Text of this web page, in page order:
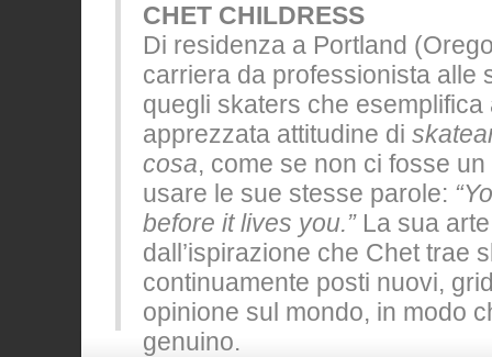
CHET CHILDRESS
Di residenza a Portland
carriera da professionista alle
quegli skaters che esemplifica
apprezzata attitudine di
cosa, come se non ci fosse
usare le sue stesse parole:
before it lives you.” La sua
dall’ispirazione che Chet trae
continuamente posti nuovi,
opinione sul mondo, in modo
genuino.